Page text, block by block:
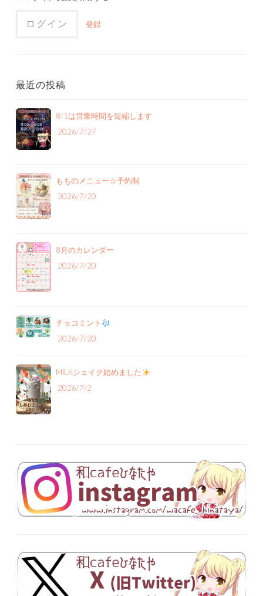
登録
最近の投稿
8/1は営業時間を短縮します
2026/7/27
もものメニュー‪☆予約制
2026/7/20
8月のカレンダー
2026/7/20
チョコミント
2026/7/20
MILKシェイク始めました
2026/7/2